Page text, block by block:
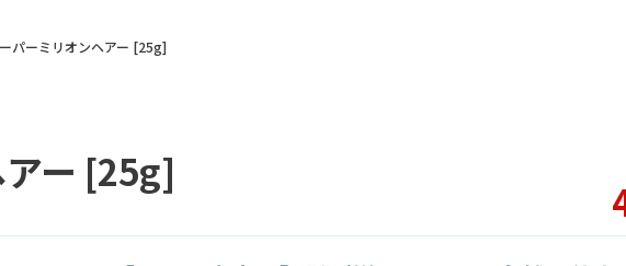
ペット用品
定】新規会員登録ポイント2倍600円分プレ
【早割
トールで、夏の頭皮ストレスを完全リセッ
新規登
パーミリオンヘアー [25g]
ー [25g]